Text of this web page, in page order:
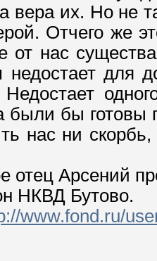
вера их. Но не
Отчего же
от нас
для
Недостает
были бы готовы
нас ни
отец Арсений
НКВД Бутово.
www.fond.ru/